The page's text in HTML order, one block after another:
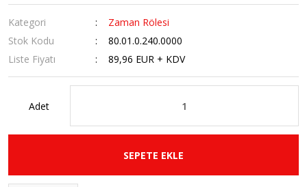
Kategori
Zaman Rölesi
Stok Kodu
80.01.0.240.0000
Liste Fiyatı
89,96 EUR + KDV
Adet
SEPETE EKLE